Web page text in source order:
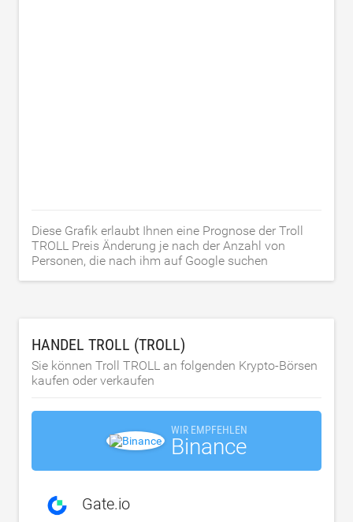
Diese Grafik erlaubt Ihnen eine Prognose der Troll
TROLL Preis Änderung je nach der Anzahl von
Personen, die nach ihm auf Google suchen
HANDEL TROLL (TROLL)
Sie können Troll TROLL an folgenden Krypto-Börsen
kaufen oder verkaufen
WIR EMPFEHLEN
Binance
Gate.io